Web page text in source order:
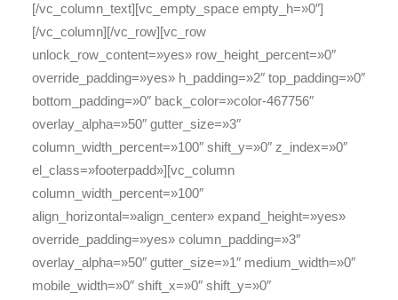
[/vc_column_text][vc_empty_space empty_h=»0″]
[/vc_column][/vc_row][vc_row
unlock_row_content=»yes» row_height_percent=»0″
override_padding=»yes» h_padding=»2″ top_padding=»0″
bottom_padding=»0″ back_color=»color-467756″
overlay_alpha=»50″ gutter_size=»3″
column_width_percent=»100″ shift_y=»0″ z_index=»0″
el_class=»footerpadd»][vc_column
column_width_percent=»100″
align_horizontal=»align_center» expand_height=»yes»
override_padding=»yes» column_padding=»3″
overlay_alpha=»50″ gutter_size=»1″ medium_width=»0″
mobile_width=»0″ shift_x=»0″ shift_y=»0″